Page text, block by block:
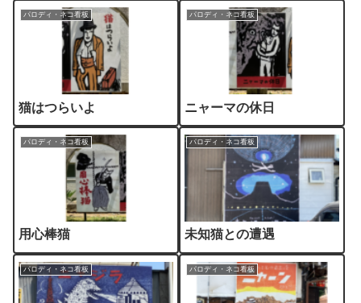
パロディ・ネコ看板
猫はつらいよ
パロディ・ネコ看板
ニャーマの休日
パロディ・ネコ看板
用心棒猫
パロディ・ネコ看板
未知猫との遭遇
パロディ・ネコ看板 パロディ・ネコ看板